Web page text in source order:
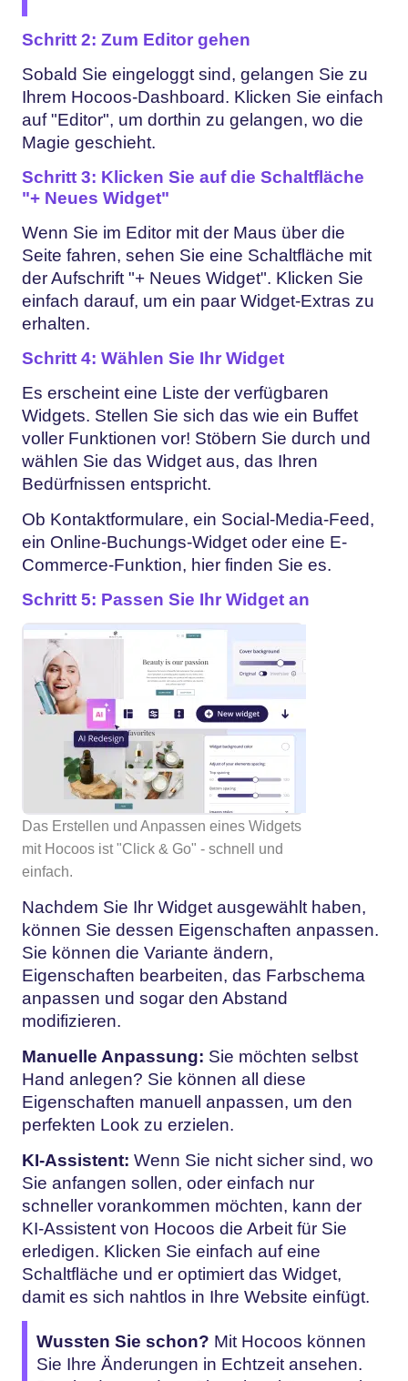
Schritt 2: Zum Editor gehen
Sobald Sie eingeloggt sind, gelangen Sie zu
Ihrem Hocoos-Dashboard. Klicken Sie einfach
auf "Editor", um dorthin zu gelangen, wo die
Magie geschieht.
Schritt 3: Klicken Sie auf die Schaltfläche
"+ Neues Widget"
Wenn Sie im Editor mit der Maus über die
Seite fahren, sehen Sie eine Schaltfläche mit
der Aufschrift "+ Neues Widget". Klicken Sie
einfach darauf, um ein paar Widget-Extras zu
erhalten.
Schritt 4: Wählen Sie Ihr Widget
Es erscheint eine Liste der verfügbaren
Widgets. Stellen Sie sich das wie ein Buffet
voller Funktionen vor! Stöbern Sie durch und
wählen Sie das Widget aus, das Ihren
Bedürfnissen entspricht.
Ob Kontaktformulare, ein Social-Media-Feed,
ein Online-Buchungs-Widget oder eine E-
Commerce-Funktion, hier finden Sie es.
Schritt 5: Passen Sie Ihr Widget an
Das Erstellen und Anpassen eines Widgets
mit Hocoos ist "Click & Go" - schnell und
einfach.
Nachdem Sie Ihr Widget ausgewählt haben,
können Sie dessen Eigenschaften anpassen.
Sie können die Variante ändern,
Eigenschaften bearbeiten, das Farbschema
anpassen und sogar den Abstand
modifizieren.
Manuelle Anpassung: Sie möchten selbst
Hand anlegen? Sie können all diese
Eigenschaften manuell anpassen, um den
perfekten Look zu erzielen.
KI-Assistent: Wenn Sie nicht sicher sind, wo
Sie anfangen sollen, oder einfach nur
schneller vorankommen möchten, kann der
KI-Assistent von Hocoos die Arbeit für Sie
erledigen. Klicken Sie einfach auf eine
Schaltfläche und er optimiert das Widget,
damit es sich nahtlos in Ihre Website einfügt.
Wussten Sie schon? Mit Hocoos können
Sie Ihre Änderungen in Echtzeit ansehen.